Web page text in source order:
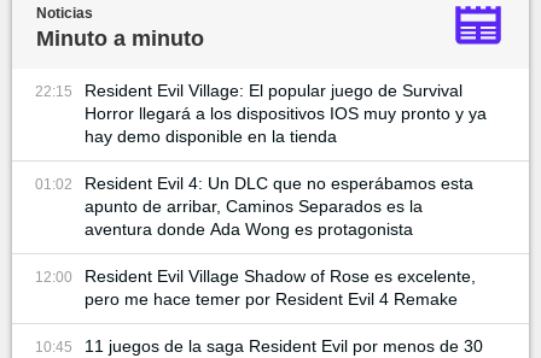
Noticias
Minuto a minuto
22:15
Resident Evil Village: El popular juego de Survival
Horror llegará a los dispositivos IOS muy pronto y ya
hay demo disponible en la tienda
01:02
Resident Evil 4: Un DLC que no esperábamos esta
apunto de arribar, Caminos Separados es la
aventura donde Ada Wong es protagonista
12:00
Resident Evil Village Shadow of Rose es excelente,
pero me hace temer por Resident Evil 4 Remake
10:45
11 juegos de la saga Resident Evil por menos de 30